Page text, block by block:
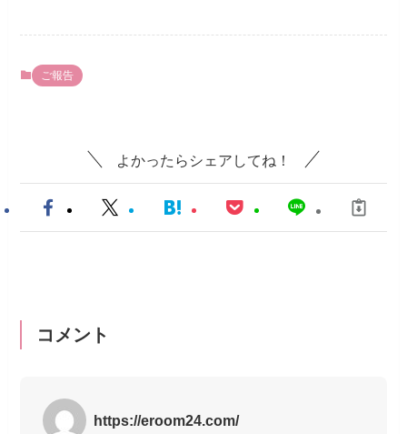
ご報告
よかったらシェアしてね！
コメント
https://eroom24.com/